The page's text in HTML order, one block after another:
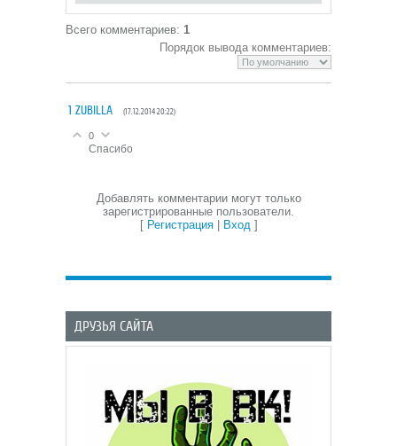
Всего комментариев: 1
Порядок вывода комментариев:
1 ZUBILLA (17.12.2014 20:22)
0
Спасибо
Добавлять комментарии могут только
зарегистрированные пользователи.
[ Регистрация| Вход]
ДРУЗЬЯ САЙТА